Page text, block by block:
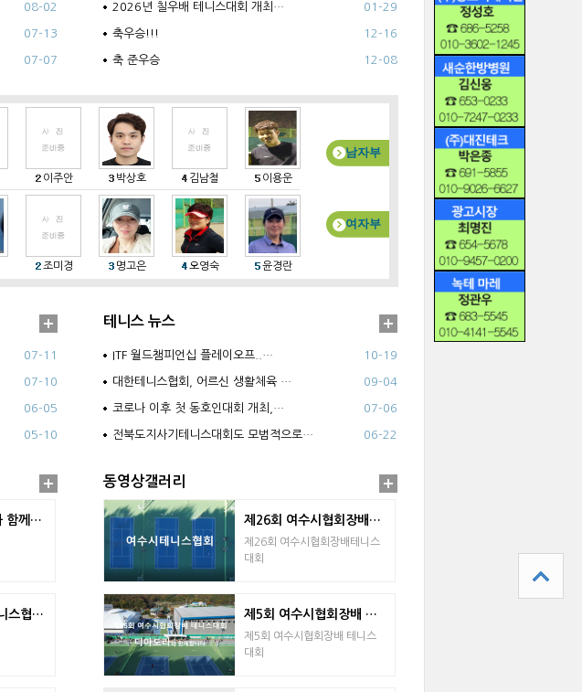
08-02
07-13
07-07
2026년 칠우배 테니스대회 개최… 01-29
축우승!!! 12-16
축 준우승 12-08
이주안 박상호 김남철 이용운
조미경 명고은 오영숙 윤경란
남자부
여자부
07-11
07-10
06-05
05-10
김포시청 선수들과 함께하는 원포인트 레슨
2026년 여수시테니스협회 하계테니스대회
테니스 뉴스
ITF 월드챔피언십 플레이오프..… 10-19
대한테니스협회, 어르신 생활체육 … 09-04
코로나 이후 첫 동호인대회 개최,… 07-06
전북도지사기테니스대회도 모범적으로… 06-22
동영상갤러리
제26회 여수시협회장배테니스대회
제26회 여수시협회장배테니스
대회
제5회 여수시협회장배 테니스대회
제5회 여수시협회장배 테니스
대회